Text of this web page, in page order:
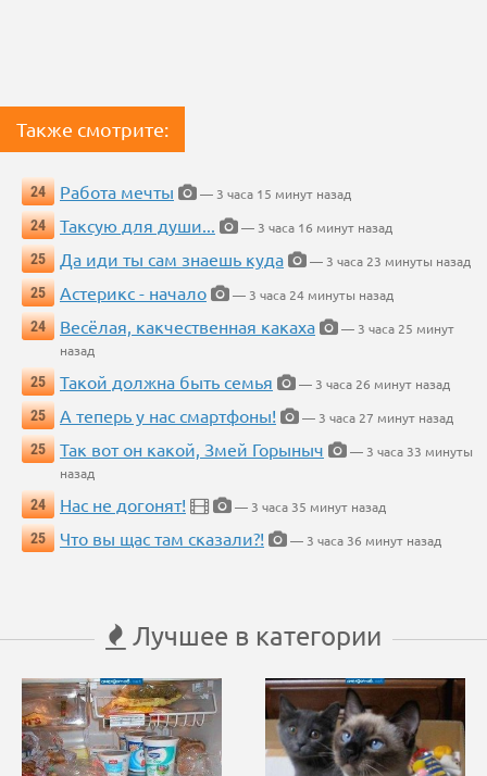
Также смотрите:
24 Работа мечты
— 3 часа 15 минут назад
24
Таксую для души...
— 3 часа 16 минут назад
25
Да иди ты сам знаешь куда
— 3 часа 23 минуты назад
25
Астерикс - начало
— 3 часа 24 минуты назад
24
Весёлая, какчественная какаха
— 3 часа 25 минут
назад
25
Такой должна быть семья
— 3 часа 26 минут назад
25
А теперь у нас смартфоны!
— 3 часа 27 минут назад
25
Так вот он какой, Змей Горыныч
— 3 часа 33 минуты
назад
24
Нас не догонят!
— 3 часа 35 минут назад
25
Что вы щас там сказали?! — 3 часа 36 минут назад
Лучшее в категории